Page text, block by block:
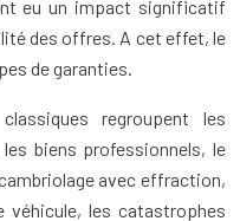
eu un impact significatif
des offres. A cet effet, le
de garanties.
regroupent les
biens professionnels, le
avec effraction,
véhicule, les catastrophes